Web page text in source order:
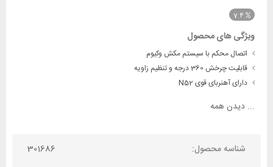
7.4
ویژگی های محصول
اتصال محکم با سیستم مکش وکیوم
قابلیت چرخش 360 درجه و تنظیم زاویه
دارای آهنربای قوی N52
... دیدن همه
شناسه محصول: 301686